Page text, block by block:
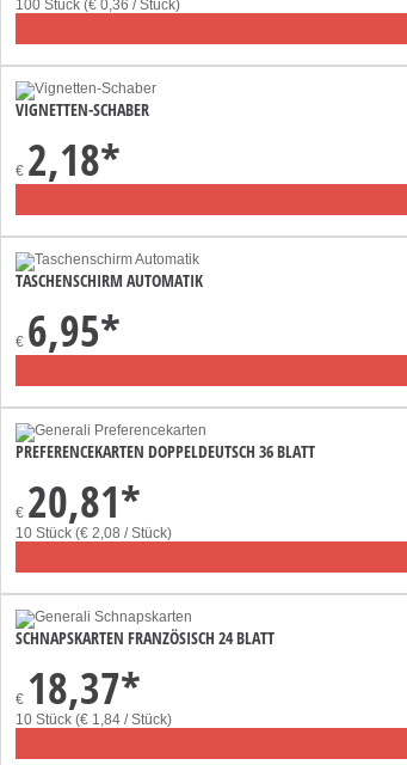
100 Stück (€ 0,36 / Stück)
VIGNETTEN-SCHABER
€ 2,18*
TASCHENSCHIRM AUTOMATIK
€ 6,95*
PREFERENCEKARTEN DOPPELDEUTSCH 36 BLATT
€ 20,81*
10 Stück (€ 2,08 / Stück)
SCHNAPSKARTEN FRANZÖSISCH 24 BLATT
€ 18,37*
10 Stück (€ 1,84 / Stück)